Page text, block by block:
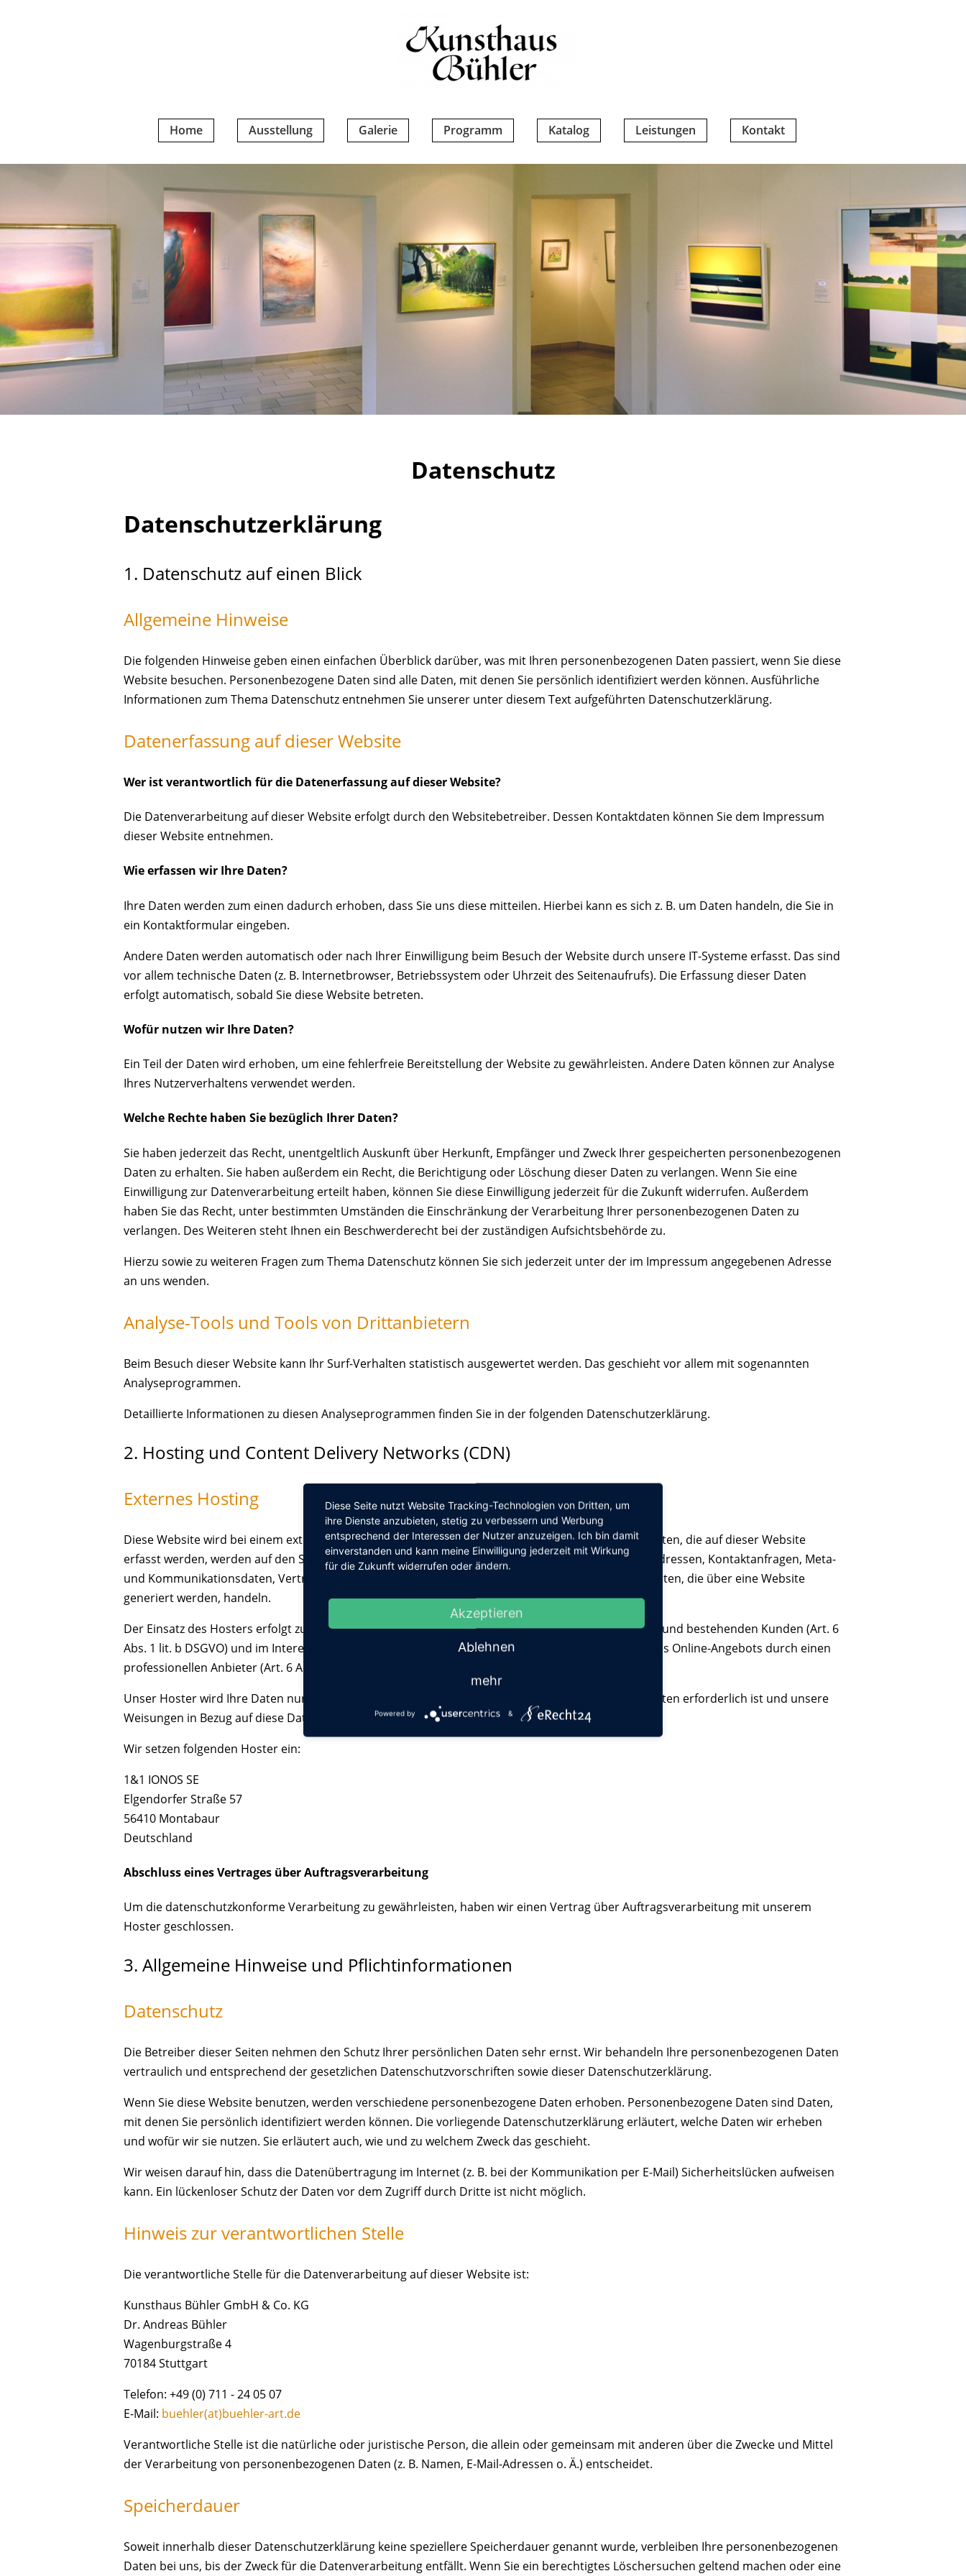
Home Ausstellung Galerie Programm Katalog Leistungen Kontakt
Datenschutz
Datenschutzerklärung
1. Datenschutz auf einen Blick
Allgemeine Hinweise
Die folgenden Hinweise geben einen einfachen Überblick darüber, was mit Ihren personenbezogenen Daten passiert, wenn Sie diese
Website besuchen. Personenbezogene Daten sind alle Daten, mit denen Sie persönlich identifiziert werden können. Ausführliche
Informationen zum Thema Datenschutz entnehmen Sie unserer unter diesem Text aufgeführten Datenschutzerklärung.
Datenerfassung auf dieser Website
Wer ist verantwortlich für die Datenerfassung auf dieser Website?
Die Datenverarbeitung auf dieser Website erfolgt durch den Websitebetreiber. Dessen Kontaktdaten können Sie dem Impressum
dieser Website entnehmen.
Wie erfassen wir Ihre Daten?
Ihre Daten werden zum einen dadurch erhoben, dass Sie uns diese mitteilen. Hierbei kann es sich z. B. um Daten handeln, die Sie in
ein Kontaktformular eingeben.
Andere Daten werden automatisch oder nach Ihrer Einwilligung beim Besuch der Website durch unsere IT-Systeme erfasst. Das sind
vor allem technische Daten (z. B. Internetbrowser, Betriebssystem oder Uhrzeit des Seitenaufrufs). Die Erfassung dieser Daten
erfolgt automatisch, sobald Sie diese Website betreten.
Wofür nutzen wir Ihre Daten?
Ein Teil der Daten wird erhoben, um eine fehlerfreie Bereitstellung der Website zu gewährleisten. Andere Daten können zur Analyse
Ihres Nutzerverhaltens verwendet werden.
Welche Rechte haben Sie bezüglich Ihrer Daten?
Sie haben jederzeit das Recht, unentgeltlich Auskunft über Herkunft, Empfänger und Zweck Ihrer gespeicherten personenbezogenen
Daten zu erhalten. Sie haben außerdem ein Recht, die Berichtigung oder Löschung dieser Daten zu verlangen. Wenn Sie eine
Einwilligung zur Datenverarbeitung erteilt haben, können Sie diese Einwilligung jederzeit für die Zukunft widerrufen. Außerdem
haben Sie das Recht, unter bestimmten Umständen die Einschränkung der Verarbeitung Ihrer personenbezogenen Daten zu
verlangen. Des Weiteren steht Ihnen ein Beschwerderecht bei der zuständigen Aufsichtsbehörde zu.
Hierzu sowie zu weiteren Fragen zum Thema Datenschutz können Sie sich jederzeit unter der im Impressum angegebenen Adresse
an uns wenden.
Analyse-Tools und Tools von Dritt­anbietern
Beim Besuch dieser Website kann Ihr Surf-Verhalten statistisch ausgewertet werden. Das geschieht vor allem mit sogenannten
Analyseprogrammen.
Detaillierte Informationen zu diesen Analyseprogrammen finden Sie in der folgenden Datenschutzerklärung.
2. Hosting und Content Delivery Networks (CDN)
Externes Hosting
Diese Website wird bei einem externen Dienstleister gehostet (Hoster). Die personenbezogenen Daten, die auf dieser Website
erfasst werden, werden auf den Servern des Hosters gespeichert. Hierbei kann es sich v. a. um IP-Adressen, Kontaktanfragen, Meta-
und Kommunikationsdaten, Vertragsdaten, Kontaktdaten, Namen, Websitezugriffe und sonstige Daten, die über eine Website
generiert werden, handeln.
Der Einsatz des Hosters erfolgt zum Zwecke der Vertragserfüllung gegenüber unseren potenziellen und bestehenden Kunden (Art. 6
Abs. 1 lit. b DSGVO) und im Interesse einer sicheren, schnellen und effizienten Bereitstellung unseres Online-Angebots durch einen
professionellen Anbieter (Art. 6 Abs. 1 lit. f DSGVO).
Unser Hoster wird Ihre Daten nur insoweit verarbeiten, wie dies zur Erfüllung seiner Leistungspflichten erforderlich ist und unsere
Weisungen in Bezug auf diese Daten befolgen.
Wir setzen folgenden Hoster ein:
1&1 IONOS SE
Elgendorfer Straße 57
56410 Montabaur
Deutschland
Abschluss eines Vertrages über Auftragsverarbeitung
Um die datenschutzkonforme Verarbeitung zu gewährleisten, haben wir einen Vertrag über Auftragsverarbeitung mit unserem
Hoster geschlossen.
3. Allgemeine Hinweise und Pflicht­informationen
Datenschutz
Die Betreiber dieser Seiten nehmen den Schutz Ihrer persönlichen Daten sehr ernst. Wir behandeln Ihre personenbezogenen Daten
vertraulich und entsprechend der gesetzlichen Datenschutzvorschriften sowie dieser Datenschutzerklärung.
Wenn Sie diese Website benutzen, werden verschiedene personenbezogene Daten erhoben. Personenbezogene Daten sind Daten,
mit denen Sie persönlich identifiziert werden können. Die vorliegende Datenschutzerklärung erläutert, welche Daten wir erheben
und wofür wir sie nutzen. Sie erläutert auch, wie und zu welchem Zweck das geschieht.
Wir weisen darauf hin, dass die Datenübertragung im Internet (z. B. bei der Kommunikation per E-Mail) Sicherheitslücken aufweisen
kann. Ein lückenloser Schutz der Daten vor dem Zugriff durch Dritte ist nicht möglich.
Hinweis zur verantwortlichen Stelle
Die verantwortliche Stelle für die Datenverarbeitung auf dieser Website ist:
Kunsthaus Bühler GmbH & Co. KG
Dr. Andreas Bühler
Wagenburgstraße 4
70184 Stuttgart
Telefon: +49 (0) 711 - 24 05 07
E-Mail: buehler(at)buehler-art.de
Verantwortliche Stelle ist die natürliche oder juristische Person, die allein oder gemeinsam mit anderen über die Zwecke und Mittel
der Verarbeitung von personenbezogenen Daten (z. B. Namen, E-Mail-Adressen o. Ä.) entscheidet.
Speicherdauer
Soweit innerhalb dieser Datenschutzerklärung keine speziellere Speicherdauer genannt wurde, verbleiben Ihre personenbezogenen
Daten bei uns, bis der Zweck für die Datenverarbeitung entfällt. Wenn Sie ein berechtigtes Löschersuchen geltend machen oder eine
Diese Seite nutzt Website Tracking-Technologien von Dritten, um
ihre Dienste anzubieten, stetig zu verbessern und Werbung
entsprechend der Interessen der Nutzer anzuzeigen. Ich bin damit
einverstanden und kann meine Einwilligung jederzeit mit Wirkung
für die Zukunft widerrufen oder ändern.
Akzeptieren
Ablehnen
mehr
Powered by &